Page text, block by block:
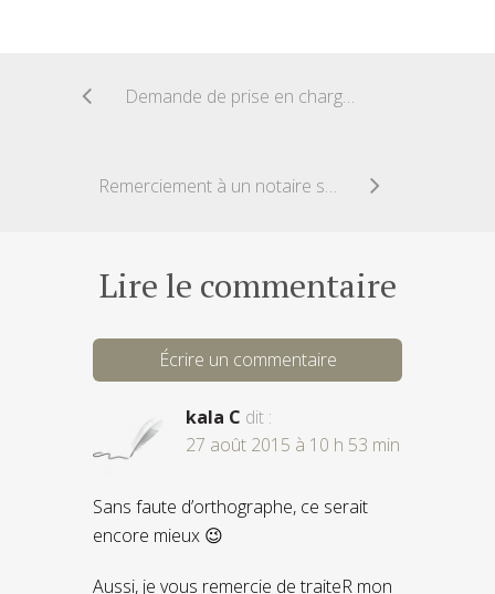
Demande de prise en charge d’une succession à un notaire
Remerciement à un notaire suite à une succession
Lire le commentaire
Écrire un commentaire
kala C dit :
27 août 2015 à 10 h 53 min
Sans faute d’orthographe, ce serait
encore mieux 😉
Aussi, je vous remercie de traiteR mon